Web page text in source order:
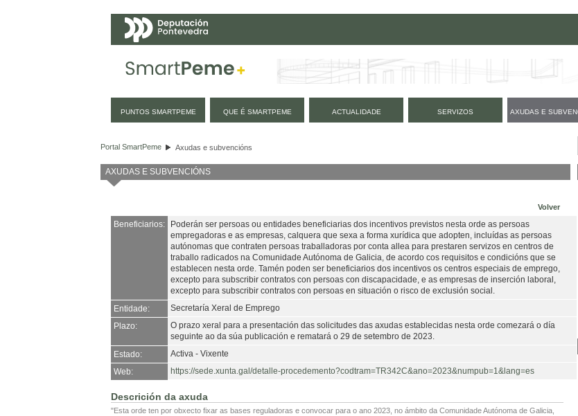
PUNTOS SMARTPEME QUE É SMARTPEME ACTUALIDADE SERVIZOS AXUDAS E
Portal SmartPeme Axudas e subvencións
AXUDAS E SUBVENCIÓNS
Volver
Beneficiarios:
Poderán ser persoas ou entidades beneficiarias dos incentivos previstos nesta orde as persoas
empregadoras e as empresas, calquera que sexa a forma xurídica que adopten, incluídas as persoas
autónomas que contraten persoas traballadoras por conta allea para prestaren servizos en centros de
traballo radicados na Comunidade Autónoma de Galicia, de acordo cos requisitos e condicións que se
establecen nesta orde. Tamén poden ser beneficiarios dos incentivos os centros especiais de emprego,
excepto para subscribir contratos con persoas con discapacidade, e as empresas de inserción laboral,
excepto para subscribir contratos con persoas en situación o risco de exclusión social.
Entidade:
Secretaría Xeral de Emprego
Plazo:
O prazo xeral para a presentación das solicitudes das axudas establecidas nesta orde comezará o día
seguinte ao da súa publicación e rematará o 29 de setembro de 2023.
Estado:
Activa - Vixente
Web:
https://sede.xunta.gal/detalle-procedemento?codtram=TR342C&ano=2023&numpub=1&lang=es
Descrición da axuda
"Esta orde ten por obxecto fixar as bases reguladoras e convocar para o ano 2023, no ámbito da Comunidade Autónoma de Galicia,